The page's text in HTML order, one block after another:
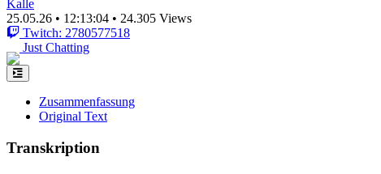
Kalle
25.05.26 • 12:13:04 • 24.305 Views
Twitch: 2780577518
Just Chatting
Zusammenfassung
Original Text
Transkription